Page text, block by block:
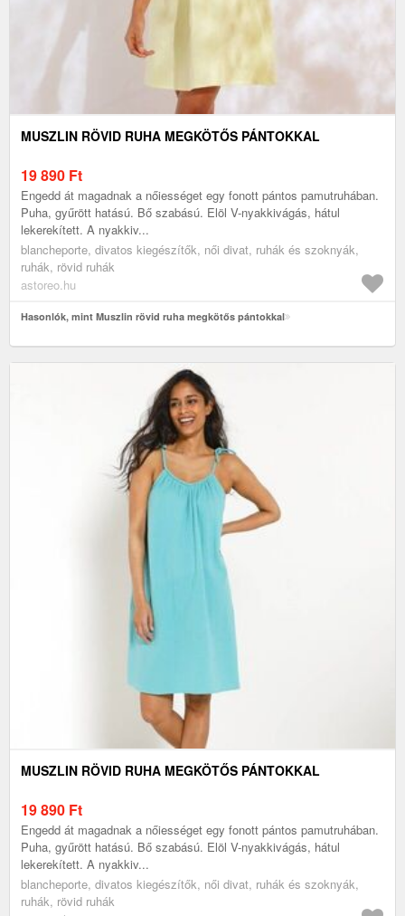
MUSZLIN RÖVID RUHA MEGKÖTŐS PÁNTOKKAL
19 890 Ft
Engedd át magadnak a nőiességet egy fonott pántos pamutruhában.
Puha, gyűrött hatású. Bő szabású. Elöl V-nyakkivágás, hátul
lekerekített. A nyakkiv...
blancheporte, divatos kiegészítők, női divat, ruhák és szoknyák,
ruhák, rövid ruhák
astoreo.hu
Hasonlók, mint Muszlin rövid ruha megkötős pántokkal
MUSZLIN RÖVID RUHA MEGKÖTŐS PÁNTOKKAL
19 890 Ft
Engedd át magadnak a nőiességet egy fonott pántos pamutruhában.
Puha, gyűrött hatású. Bő szabású. Elöl V-nyakkivágás, hátul
lekerekített. A nyakkiv...
blancheporte, divatos kiegészítők, női divat, ruhák és szoknyák,
ruhák, rövid ruhák